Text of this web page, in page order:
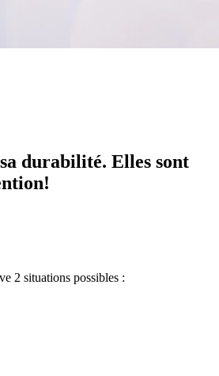
durabilité. Elles sont
2 situations possibles :